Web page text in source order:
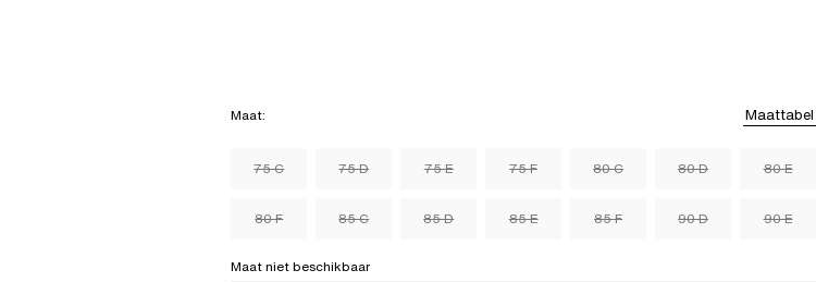
Maat: Maattabel
75 C 75 D 75 E 75 F 80 C 80 D 80 E
80 F 85 C 85 D 85 E 85 F 90 D 90 E
Maat niet beschikbaar